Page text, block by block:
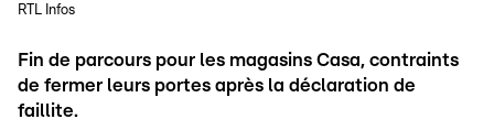
RTL Infos
Fin de parcours pour les magasins Casa, contraints
de fermer leurs portes après la déclaration de
faillite.